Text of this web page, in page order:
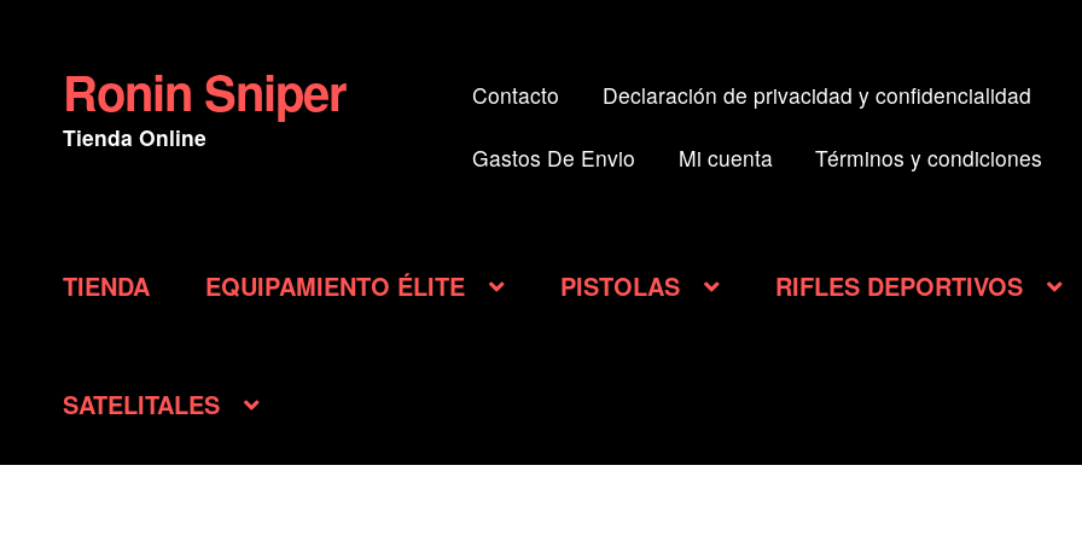
Ir
a
la
Ir
al
contenido
Ronin Sniper
Tienda Online
Contacto Declaración de privacidad y confidencialidad
Gastos De Envio Mi cuenta Términos y condiciones
TIENDA EQUIPAMIENTO ÉLITE PISTOLAS RIFLES DEPORTIVOS
SATELITALES